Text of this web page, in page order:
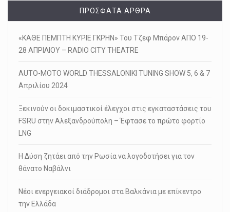
ΠΡΌΣΦΑΤΑ ΆΡΘΡΑ
«ΚΑΘΕ ΠΕΜΠΤΗ ΚΥΡΙΕ ΓΚΡΗΝ» Του Τζεφ Μπάρον ΑΠΟ 19-
28 ΑΠΡΙΛΙΟΥ – RADIO CITY THEATRE
AUTO-MOTO WORLD THESSALONIKI TUNING SHOW 5, 6 & 7
Απριλίου 2024
Ξεκινούν οι δοκιμαστικοί έλεγχοι στις εγκαταστάσεις του
FSRU στην Αλεξανδρούπολη – Έφτασε το πρώτο φορτίο
LNG
Η Δύση ζητάει από την Ρωσία να λογοδοτήσει για τον
θάνατο Ναβάλνι
Νέοι ενεργειακοί διάδρομοι στα Βαλκάνια με επίκεντρο
την Ελλάδα